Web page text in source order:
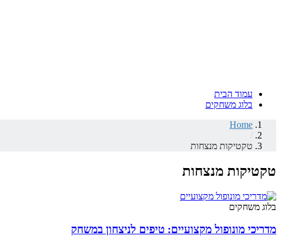
עמוד הבית
בלוג משחקים
Home
/
טקטיקות מנצחות
טקטיקות מנצחות
בלוג משחקים
מדריכי מונופול מקצועיים: טיפים לניצחון במשחק